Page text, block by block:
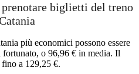
biglietti del treno
più economici possono essere
fortunato, o 96,96 € in media. Il
a 129,25 €.